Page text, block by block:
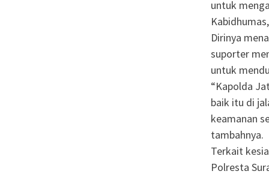
untuk
Dirinya
suporter
untuk
“Kapolda
baik itu di
keamanan
tambahnya.
Terkait
Polresta